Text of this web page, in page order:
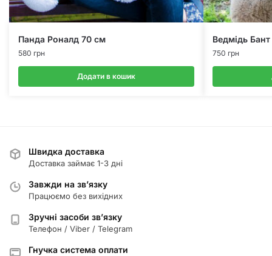
Панда Роналд 70 см
580 грн
Додати в кошик
Ведмідь
750 грн
Швидка доставка
Доставка займає 1-3 дні
Завжди на зв’язку
Працюємо без вихідних
Зручні засоби зв’язку
Телефон / Viber / Telegram
Гнучка система оплати